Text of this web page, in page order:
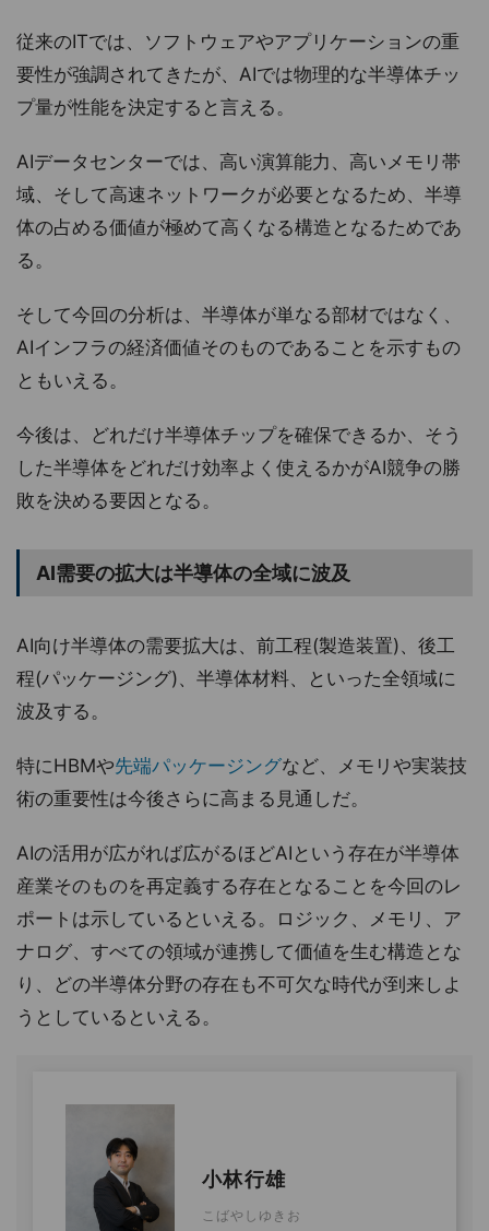
従来のITでは、ソフトウェアやアプリケーションの重
要性が強調されてきたが、AIでは物理的な半導体チッ
プ量が性能を決定すると言える。
AIデータセンターでは、高い演算能力、高いメモリ帯
域、そして高速ネットワークが必要となるため、半導
体の占める価値が極めて高くなる構造となるためであ
る。
そして今回の分析は、半導体が単なる部材ではなく、
AIインフラの経済価値そのものであることを示すもの
ともいえる。
今後は、どれだけ半導体チップを確保できるか、そう
した半導体をどれだけ効率よく使えるかがAI競争の勝
敗を決める要因となる。
AI需要の拡大は半導体の全域に波及
AI向け半導体の需要拡大は、前工程(製造装置)、後工
程(パッケージング)、半導体材料、といった全領域に
波及する。
特にHBMや先端パッケージングなど、メモリや実装技
術の重要性は今後さらに高まる見通しだ。
AIの活用が広がれば広がるほどAIという存在が半導体
産業そのものを再定義する存在となることを今回のレ
ポートは示しているといえる。ロジック、メモリ、ア
ナログ、すべての領域が連携して価値を生む構造とな
り、どの半導体分野の存在も不可欠な時代が到来しよ
うとしているといえる。
小林行雄
こばやしゆきお